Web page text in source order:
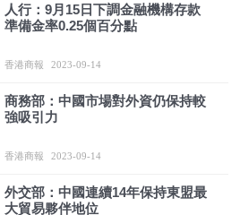
人行：9月15日下調金融機構存款
準備金率0.25個百分點
香港商報 2023-09-14
商務部：中國市場對外資仍保持較
強吸引力
香港商報 2023-09-14
外交部：中國連續14年保持東盟最
大貿易夥伴地位